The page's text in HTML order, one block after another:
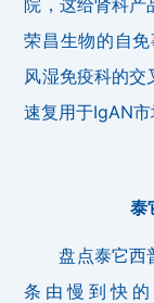
荣昌生物的自
风湿免疫科的
速复用于IgAN市
泰
盘点泰它西
条由慢到快